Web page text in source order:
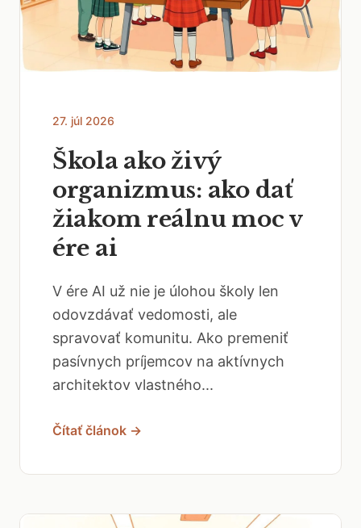
27. júl 2026
Škola ako živý
organizmus: ako dať
žiakom reálnu moc v
ére ai
V ére AI už nie je úlohou školy len
odovzdávať vedomosti, ale
spravovať komunitu. Ako premeniť
pasívnych príjemcov na aktívnych
architektov vlastného...
Čítať článok →